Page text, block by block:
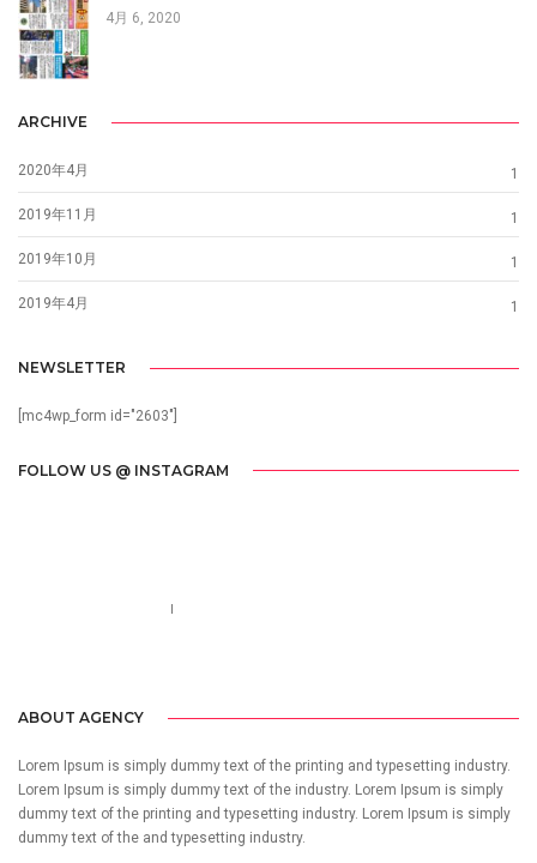
4月 6, 2020
ARCHIVE
2020年4月 1
2019年11月 1
2019年10月 1
2019年4月 1
NEWSLETTER
[mc4wp_form id="2603"]
FOLLOW US @ INSTAGRAM
ABOUT AGENCY
Lorem Ipsum is simply dummy text of the printing and typesetting industry.
Lorem Ipsum is simply dummy text of the industry. Lorem Ipsum is simply
dummy text of the printing and typesetting industry. Lorem Ipsum is simply
dummy text of the and typesetting industry.